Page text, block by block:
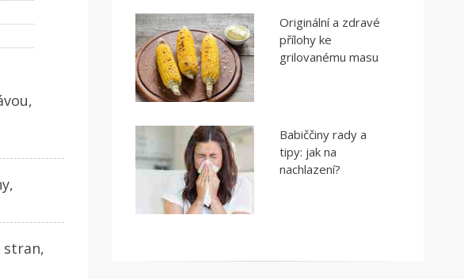
stran,
Originální a zdravé
přílohy ke
grilovanému masu
Babiččiny rady a
tipy: jak na
nachlazení?